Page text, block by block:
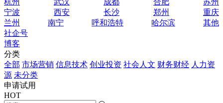
杭州
武汉 成都 合肥
苏州
宁波
西安 长沙 郑州
重庆
兰州
南宁 呼和浩特 哈尔滨
其他
社企号
博客
分类
全部 市场营销 信息技术 创业投资 社会人文 财务财经 人力资
源 未分类
申请试用
HOT